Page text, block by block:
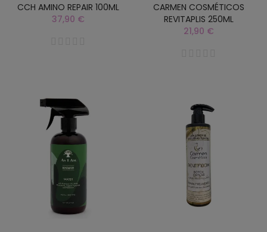
CCH AMINO REPAIR 100ML
37,90 €
CARMEN COSMÉTICOS
REVITAPLIS 250ML
21,90 €